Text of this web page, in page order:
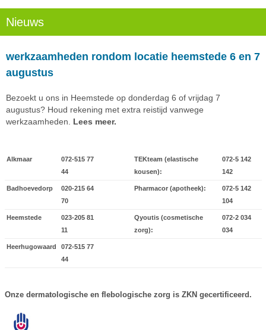
Nieuws
werkzaamheden rondom locatie heemstede 6 en 7
augustus
Bezoekt u ons in Heemstede op donderdag 6 of vrijdag 7
augustus? Houd rekening met extra reistijd vanwege
werkzaamheden. Lees meer.
Alkmaar
072-515 77
44
TEKteam (elastische
kousen):
072-5 142
142
Badhoevedorp
020-215 64
70
Pharmacor (apotheek):
072-5 142
104
Heemstede
023-205 81
11
Qyoutis (cosmetische
zorg):
072-2 034
034
Heerhugowaard
072-515 77
44
Onze dermatologische en flebologische zorg is ZKN gecertificeerd.